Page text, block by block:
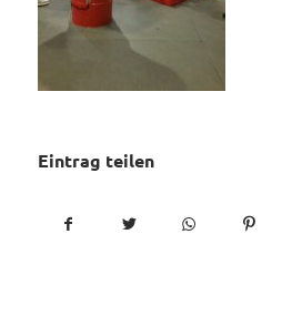
Eintrag teilen